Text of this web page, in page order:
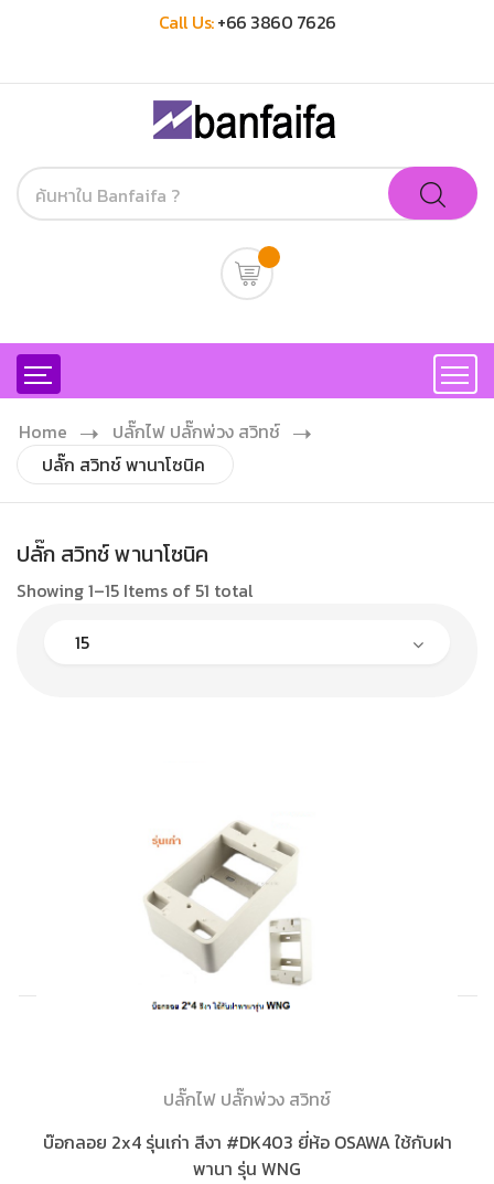
Call Us:+66 3860 7626
Home
ปลั๊กไฟ ปลั๊กพ่วง สวิทช์
ปลั๊ก สวิทช์ พานาโซนิค
ปลั๊ก สวิทช์ พานาโซนิค
Showing 1–15 Items of 51 total
ปลั๊กไฟ ปลั๊กพ่วง สวิทช์
บ๊อกลอย 2x4 รุ่นเก่า สีงา #DK403 ยี่ห้อ OSAWA ใช้กับฝา
พานา รุ่น WNG